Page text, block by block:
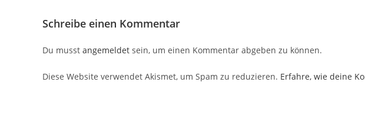
Schreibe einen Kommentar
Du musst angemeldet sein, um einen Kommentar abgeben zu können.
Diese Website verwendet Akismet, um Spam zu reduzieren. Erfahre, wie deine